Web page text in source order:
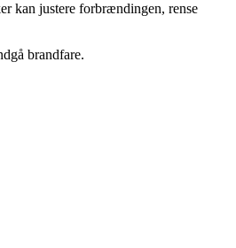
kan justere forbrændingen, rense
brandfare.